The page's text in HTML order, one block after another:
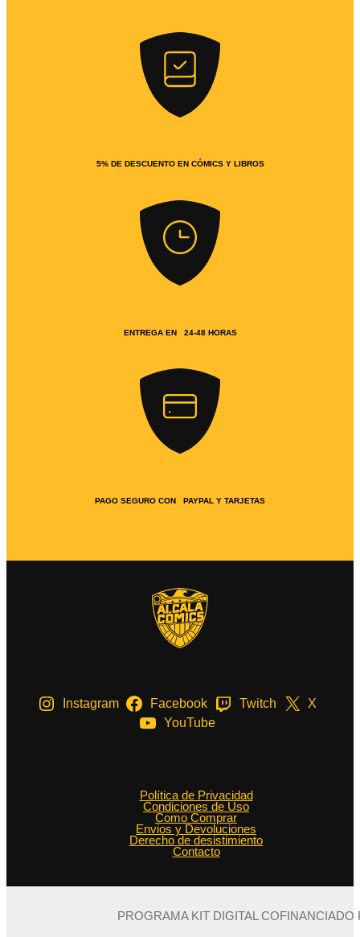
5% DE DESCUENTO EN CÓMICS Y LIBROS
ENTREGA EN 24-48 HORAS
PAGO SEGURO CON PAYPAL Y TARJETAS
Instagram Facebook Twitch
X
YouTube
Política de Privacidad
Condiciones de Uso
Como Comprar
Envios y Devoluciones
Derecho de desistimiento
Contacto
PROGRAMA KIT DIGITAL